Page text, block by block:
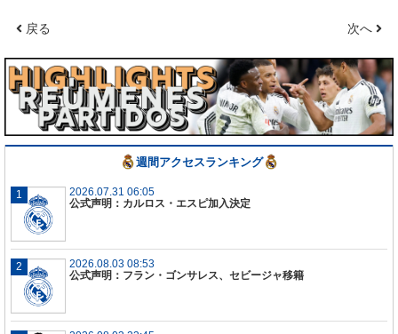
ンガ獲得に今夏唯一の投資となる3,100万ユーロ
は900万ユーロ（約11億7,000万円）の出来高払い
が含まれている。さらにレンタル期間を終え、ベイ
ル、ヨヴィッチ、セバージョス、バジェホがチーム
に戻ってきている。
一方、マドリーはヴァランをマンチェスター・ユナ
イテッドに移籍金4,000万ユーロ（約52億円）
+1,000万ユーロ（約13億円）の出来高払い、ウーデ
ゴールをアーセナルに4,000万ユーロ（約52億円）
で売却した他、ブラヒムをレンタル手数料300万ユ
ーロ（約3億9,000万円）でミランに貸し出し、計
8,300万ユーロ（約107億9,000万円）の収入を得て
いる。その他、セルヒオ・ラモスが契約満了で退団
し、久保をマジョルカ、オドリオソラをフィオレン
戻る 次へ
週間アクセスランキング
2026.07.31 06:05
公式声明：カルロス・エスピ加入決定
2026.08.03 08:53
公式声明：フラン・ゴンサレス、セビージャ移籍